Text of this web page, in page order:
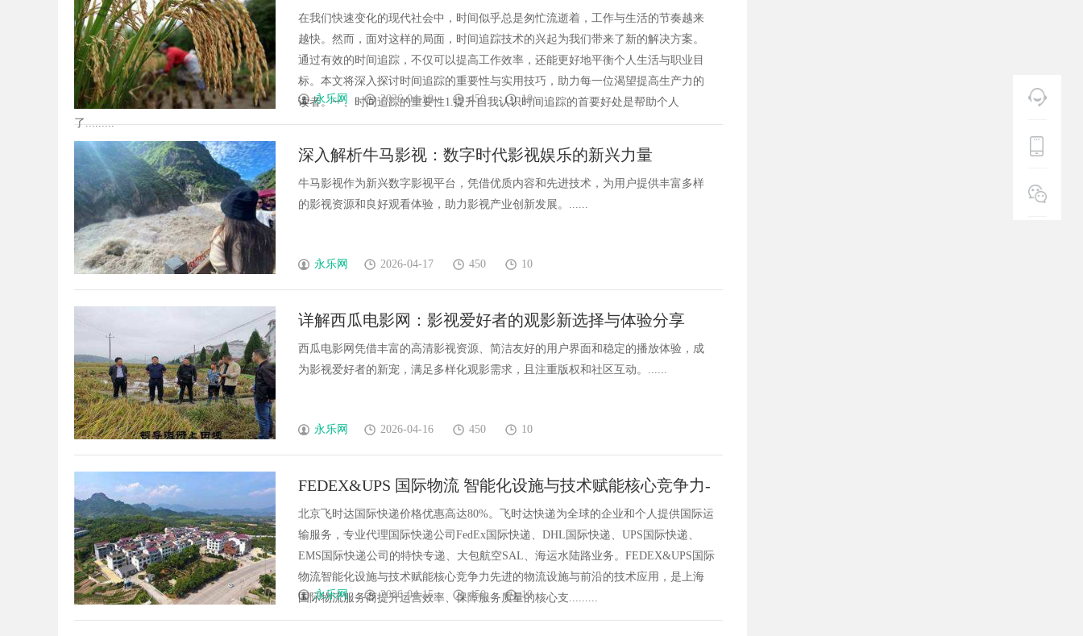
在我们快速变化的现代社会中，时间似乎总是匆忙流逝着，工作与生活的节奏越来
越快。然而，面对这样的局面，时间追踪技术的兴起为我们带来了新的解决方案。
通过有效的时间追踪，不仅可以提高工作效率，还能更好地平衡个人生活与职业目
标。本文将深入探讨时间追踪的重要性与实用技巧，助力每一位渴望提高生产力的
读者。一、时间追踪的重要性1.提升自我认识时间追踪的首要好处是帮助个人
了.........
永乐网 2026-04-19 450 10
深入解析牛马影视：数字时代影视娱乐的新兴力量
牛马影视作为新兴数字影视平台，凭借优质内容和先进技术，为用户提供丰富多样
的影视资源和良好观看体验，助力影视产业创新发展。......
永乐网 2026-04-17 450 10
详解西瓜电影网：影视爱好者的观影新选择与体验分享
西瓜电影网凭借丰富的高清影视资源、简洁友好的用户界面和稳定的播放体验，成
为影视爱好者的新宠，满足多样化观影需求，且注重版权和社区互动。......
永乐网 2026-04-16 450 10
FEDEX&UPS 国际物流 智能化设施与技术赋能核心竞争力-
寄件，查价格，上飞时达快递官网
北京飞时达国际快递价格优惠高达80%。飞时达快递为全球的企业和个人提供国际运
输服务，专业代理国际快递公司FedEx国际快递、DHL国际快递、UPS国际快递、
EMS国际快递公司的特快专递、大包航空SAL、海运水陆路业务。FEDEX&UPS国际
物流智能化设施与技术赋能核心竞争力先进的物流设施与前沿的技术应用，是上海
国际物流服务商提升运营效率、保障服务质量的核心支.........
永乐网 2026-04-15 450 10